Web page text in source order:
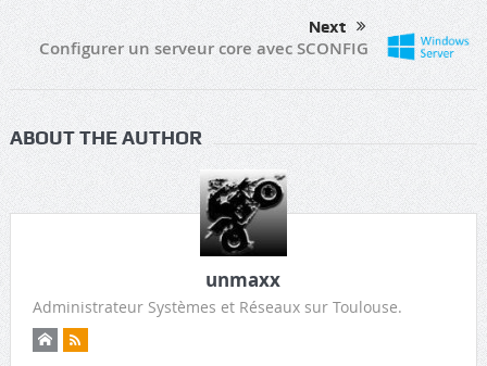
Next
Configurer un serveur core avec SCONFIG
ABOUT THE AUTHOR
unmaxx
Administrateur Systèmes et Réseaux sur Toulouse.